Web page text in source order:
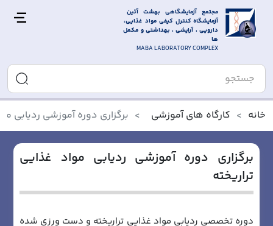
مجتمع آزمایشگاهی بهشت آئین
آزمایشگاه کنترل کیفی مواد غذایی،
دارویی ، آرایشی ، بهداشتی و مکمل
ها
MABA LABORATORY COMPLEX
خانه کارگاه های آموزشی برگزاری دوره آموزشی ردیابی
برگزاری دوره آموزشی ردیابی مواد غذایی
تراریخته
دوره تخصصی ردیابی مواد غذایی تراریخته و دست ورزی شده